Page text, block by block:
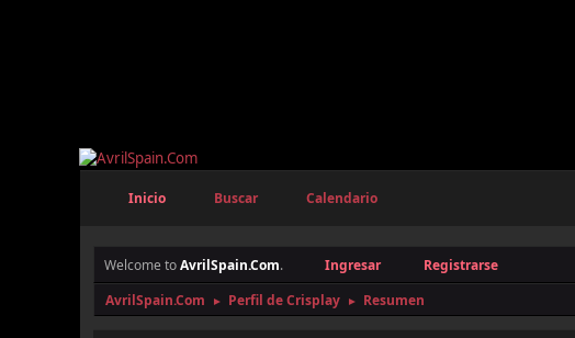
Inicio Buscar Calendario
Welcome toAvrilSpain.Com. Ingresar
Registrarse
AvrilSpain.Com
► Perfil de Crisplay ► Resumen